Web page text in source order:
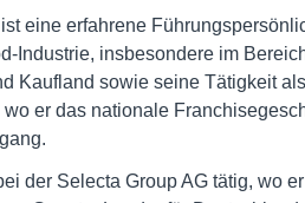
eine erfahrene
Industrie, insbesondere im
Kaufland sowie seine Tätigkeit
er das nationale
der Selecta Group AG tätig, wo